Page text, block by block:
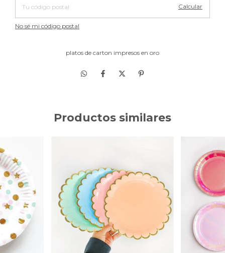
Calcular
No sé mi código postal
platos de carton impresos en oro
Productos similares